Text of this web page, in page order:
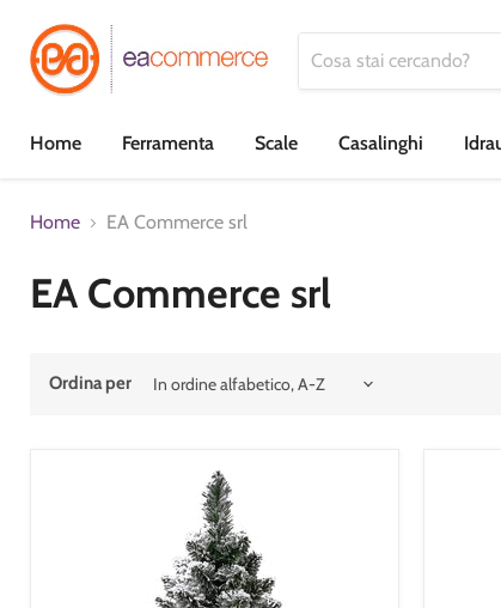
Home
Ferramenta Scale Casalinghi
Home EA Commerce srl
EA Commerce srl
Ordina per